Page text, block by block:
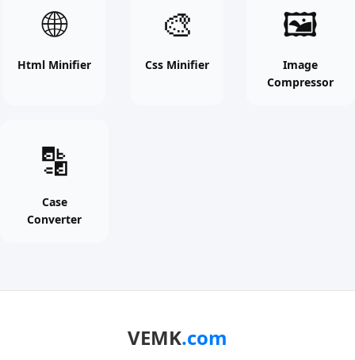
🌐
Html Minifier
Minifier
free
🎨
Css Minifier
Minifier
free
🖼
Image
Compressor
free
tool
🔡
Case
Converter
Case
Converter
free
tool
VEMK.com